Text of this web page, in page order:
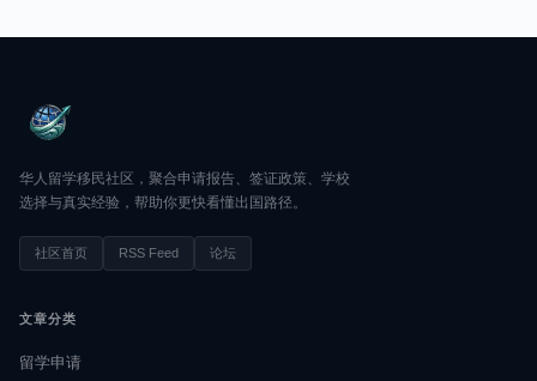
华人留学移民社区，聚合申请报告、签证政策、学校
选择与真实经验，帮助你更快看懂出国路径。
社区首页 RSS Feed 论坛
文章分类
留学申请